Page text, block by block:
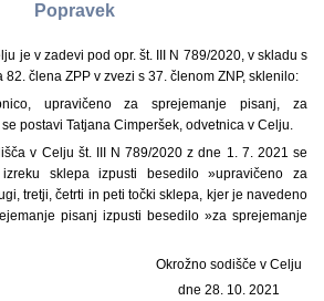
Popravek
je v zadevi pod opr. št. III N 789/2020, v skladu s
člena ZPP v zvezi s 37. členom ZNP, sklenilo:
upravičeno za sprejemanje pisanj, za
postavi Tatjana Cimperšek, odvetnica v Celju.
v Celju št. III N 789/2020 z dne 1. 7. 2021 se
sklepa izpusti besedilo »upravičeno za
tretji, četrti in peti točki sklepa, kjer je navedeno
pisanj izpusti besedilo »za sprejemanje
Okrožno sodišče v Celju
dne 28. 10. 2021